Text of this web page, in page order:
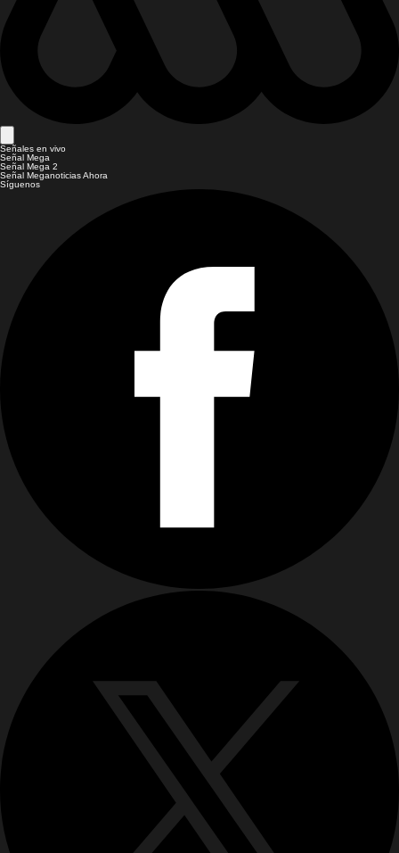
Señales en vivo
Señal Mega
Señal Mega 2
Señal Meganoticias Ahora
Síguenos